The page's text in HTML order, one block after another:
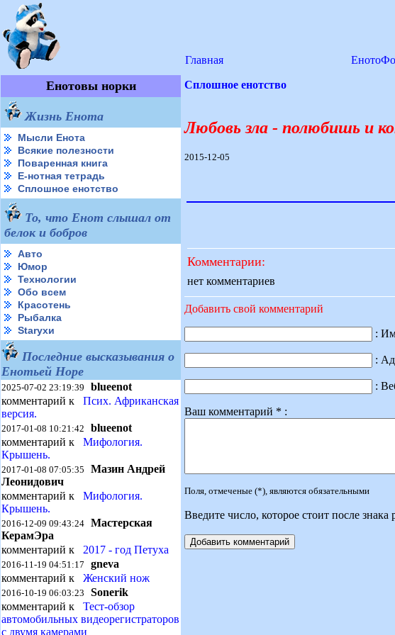
Главная
Енотовы норки
Жизнь Енота
Мысли Енота
Всякие полезности
Поваренная книга
Е-нотная тетрадь
Сплошное енотство
То, что Енот слышал от
белок и бобров
Авто
Юмор
Технологии
Обо всем
Красотень
Рыбалка
Starухи
Последние высказывания о
Енотьей Норе
2025-07-02 23:19:39 blueenot
комментарий к Псих. Африканская
версия.
2017-01-08 10:21:42 blueenot
комментарий к Мифология.
Крышень.
2017-01-08 07:05:35 Мазин Андрей
Леонидович
комментарий к Мифология.
Крышень.
2016-12-09 09:43:24 Мастерская
КерамЭра
комментарий к 2017 - год Петуха
2016-11-19 04:51:17 gneva
комментарий к Женский нож
2016-10-19 06:03:23 Sonerik
комментарий к Тест-обзор
автомобильных видеорегистраторов
с двумя камерами
Сплошное енотство
Любовь зла - полюбишь и
2015-12-05
Комментарии:
нет комментариев
Добавить свой комментарий
:
:
:
Ваш комментарий * :
Поля, отмеченые (*), являются обязательными
Введите число, которое стоит после